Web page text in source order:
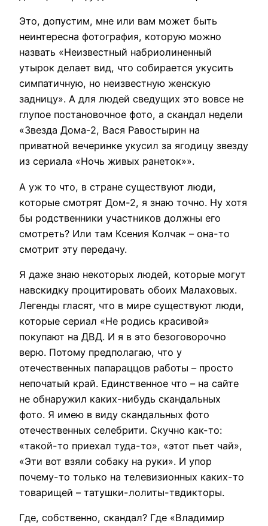
Это, допустим, мне или вам может быть
неинтересна фотография, которую можно
назвать «Неизвестный набриолиненный
утырок делает вид, что собирается укусить
симпатичную, но неизвестную женскую
задницу». А для людей сведущих это вовсе не
глупое постановочное фото, а скандал недели
«Звезда Дома-2, Вася Равостырин на
приватной вечеринке укусил за ягодицу звезду
из сериала «Ночь живых ранеток»».
А уж то что, в стране существуют люди,
которые смотрят Дом-2, я знаю точно. Ну хотя
бы родственники участников должны его
смотреть? Или там Ксения Колчак – она-то
смотрит эту передачу.
Я даже знаю некоторых людей, которые могут
навскидку процитировать обоих Малаховых.
Легенды гласят, что в мире существуют люди,
которые сериал «Не родись красивой»
покупают на ДВД. И я в это безоговорочно
верю. Потому предполагаю, что у
отечественных папараццов работы – просто
непочатый край. Единственное что – на сайте
не обнаружил каких-нибудь скандальных
фото. Я имею в виду скандальных фото
отечественных селебрити. Скучно как-то:
«такой-то приехал туда-то», «этот пьет чай»,
«Эти вот взяли собаку на руки». И упор
почему-то только на телевизионных каких-то
товарищей – татушки-лолиты-твдикторы.
Где, собственно, скандал? Где «Владимир